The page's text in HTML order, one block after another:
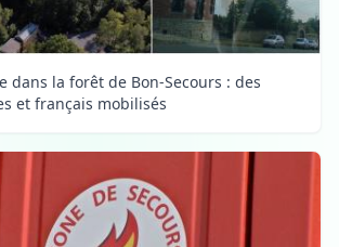
dans la forêt de Bon-Secours : des
et français mobilisés